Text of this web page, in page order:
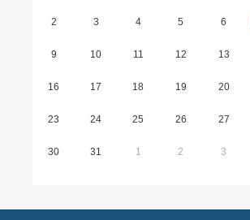
2 3 4 5 6
9 10 11 12 13
16 17 18 19 20
23 24 25 26 27
30 31 1 2 3